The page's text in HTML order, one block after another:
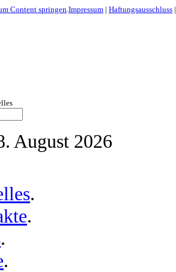
Content springen.Impressum | Haftungsausschluss
August 2026
.
.
.
.